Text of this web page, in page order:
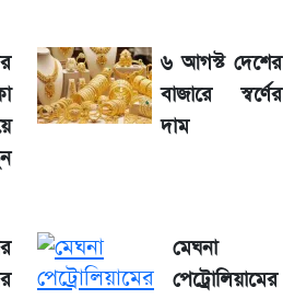
৬ আগস্ট দেশের
বাজারে স্বর্ণের
দাম
মেঘনা
পেট্রোলিয়ামের